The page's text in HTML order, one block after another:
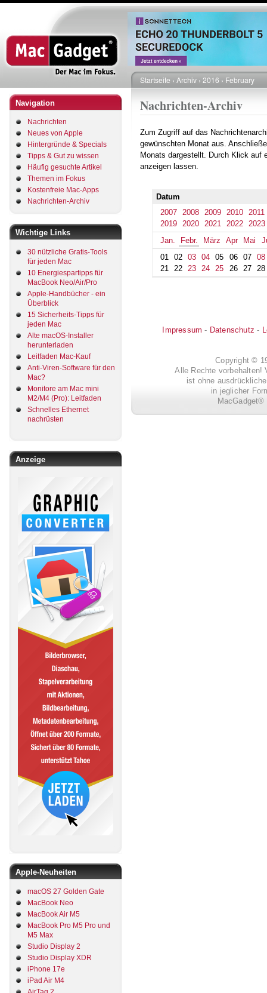
Direkt
zum
Inhalt
Navigation
Nachrichten
Neues von Apple
Hintergründe & Specials
Tipps & Gut zu wissen
Häufig gesuchte Artikel
Themen im Fokus
Kostenfreie Mac-Apps
Nachrichten-Archiv
Wichtige Links
30 nützliche Gratis-Tools
für jeden Mac
10 Energiespartipps für
MacBook Neo/Air/Pro
Apple-Handbücher - ein
Überblick
15 Sicherheits-Tipps für
jeden Mac
Alte macOS-Installer
herunterladen
Leitfaden Mac-Kauf
Anti-Viren-Software für den
Mac?
Monitore am Mac mini
M2/M4 (Pro): Leitfaden
Schnelles Ethernet
nachrüsten
Anzeige
Apple-Neuheiten
macOS 27 Golden Gate
MacBook Neo
MacBook Air M5
MacBook Pro M5 Pro und
M5 Max
Studio Display 2
Studio Display XDR
iPhone 17e
iPad Air M4
Pfadnavigation
Startseite Archiv 2016 February
Nachrichten-Archiv
Zum Zugriff auf das
gewünschten Monat aus.
Monats dargestellt. Durch Klick auf
anzeigen lassen.
Datum
2007
2008 2009 2010
2011
2019
2020 2021 2022
2023
Jan.
Febr. März Apr Mai
01
02 03 04 05 06 07
08
21
22 23 24 25 26 27 28
Impressum - Datenschutz -
Copyright ©
Alle Rechte vorbehalten!
ist ohne
in jeglicher
MacGadget®